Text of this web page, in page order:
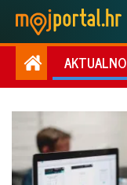
AKTUALNO